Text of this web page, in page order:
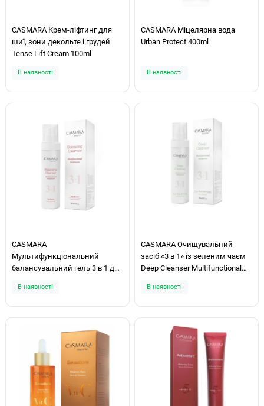
CASMARA Крем-ліфтинг для
шиї, зони декольте і грудей
Tense Lift Cream 100ml
В наявності
CASMARA Міцелярна вода
Urban Protect 400ml
В наявності
CASMARA
Мультифункціональний
балансувальний гель 3 в 1 для
Cleanser 3in1 150мл
В наявності
CASMARA Очищувальний
засіб «3 в 1» із зеленим чаєм
Deep Cleanser Multifunctional
В наявності